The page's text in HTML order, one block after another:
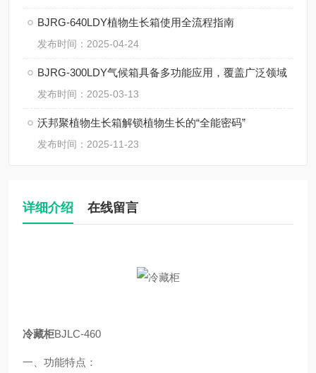
BJRG-640LDY植物生长箱使用全流程指南
发布时间：2025-04-24
BJRG-300LDY气候箱具备多功能应用，覆盖广泛领域
发布时间：2025-03-13
沃邦聚植物生长箱解锁植物生长的“全能密码”
发布时间：2025-11-23
详细介绍 在线留言
冷藏柜BJLC-460
一、 功能特点：